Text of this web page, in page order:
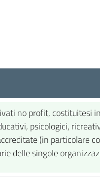
no profit, costituitesi
psicologici,
(in particolare
delle singole